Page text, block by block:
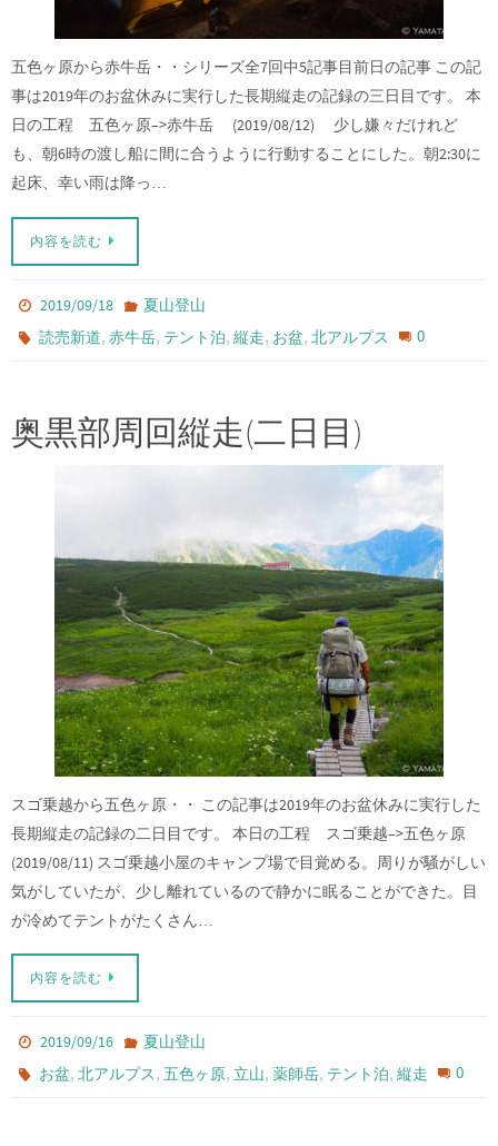
五色ヶ原から赤牛岳・・シリーズ全7回中5記事目前日の記事 この記
事は2019年のお盆休みに実行した長期縦走の記録の三日目です。 本
日の工程 五色ヶ原–>赤牛岳 (2019/08/12) 少し嫌々だけれど
も、朝6時の渡し船に間に合うように行動することにした。朝2:30に
起床、幸い雨は降っ…
内容を読む
2019/09/18
夏山登山
読売新道,赤牛岳, テント泊,縦走, お盆,北アルプス 0
奥黒部周回縦走(二日目)
スゴ乗越から五色ヶ原・・ この記事は2019年のお盆休みに実行した
長期縦走の記録の二日目です。 本日の工程 スゴ乗越–>五色ヶ原
(2019/08/11) スゴ乗越小屋のキャンプ場で目覚める。周りが騒がしい
気がしていたが、少し離れているので静かに眠ることができた。目
が冷めてテントがたくさん…
内容を読む
2019/09/16
夏山登山
お盆,北アルプス,五色ヶ原, 立山,薬師岳, テント泊,縦走 0